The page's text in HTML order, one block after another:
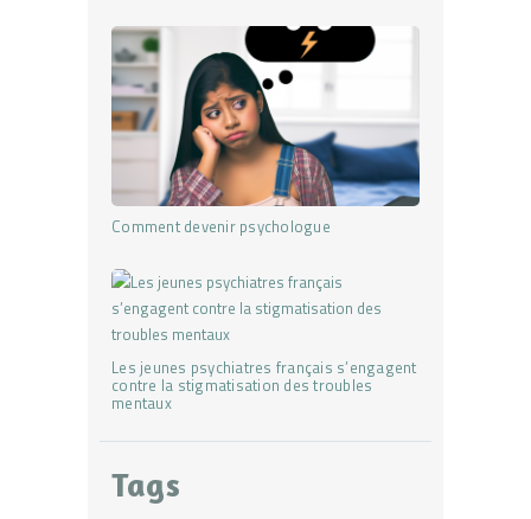
Comment devenir psychologue
Les jeunes psychiatres français s’engagent
contre la stigmatisation des troubles
mentaux
Tags